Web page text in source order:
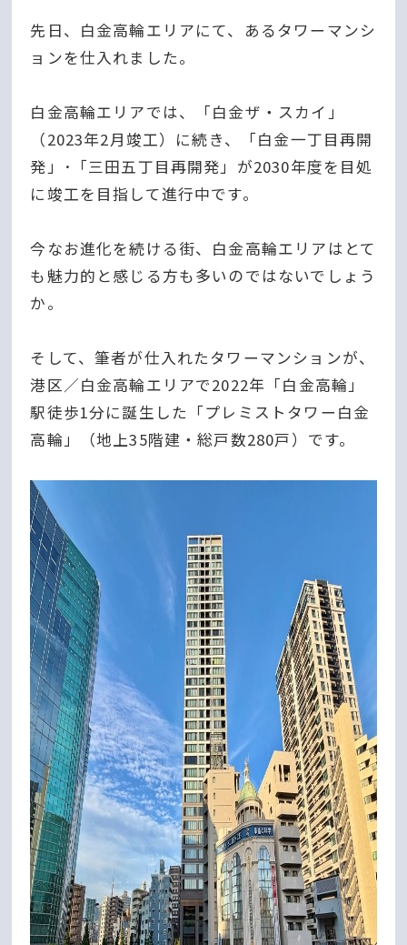
先日、白金高輪エリアにて、あるタワーマンシ
ョンを仕入れました。
白金高輪エリアでは、「白金ザ・スカイ」
（2023年2月竣工）に続き、「白金一丁目再開
発」･「三田五丁目再開発」が2030年度を目処
に竣工を目指して進行中です。
今なお進化を続ける街、白金高輪エリアはとて
も魅力的と感じる方も多いのではないでしょう
か。
そして、筆者が仕入れたタワーマンションが、
港区／白金高輪エリアで2022年「白金高輪」
駅徒歩1分に誕生した「プレミストタワー白金
高輪」（地上35階建・総戸数280戸）です。